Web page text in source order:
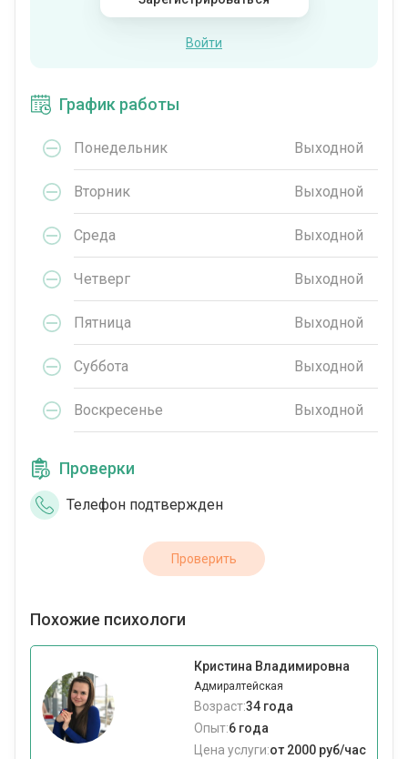
Войти
График работы
Понедельник Выходной
Вторник Выходной
Среда Выходной
Четверг Выходной
Пятница Выходной
Суббота Выходной
Воскресенье Выходной
Проверки
Телефон подтвержден
Проверить
Похожие психологи
Кристина Владимировна
Адмиралтейская
Возраст:34 года
Опыт:6 года
Цена услуги:от 2000 руб/час